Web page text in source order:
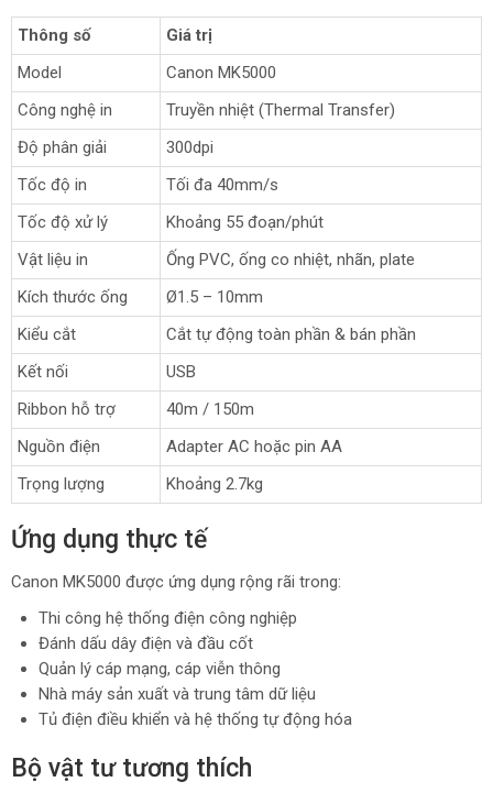
Thông số
Giá trị
Model
Canon MK5000
Công nghệ in
Truyền nhiệt (Thermal Transfer)
Độ phân giải
300dpi
Tốc độ in
Tối đa 40mm/s
Tốc độ xử lý
Khoảng 55 đoạn/phút
Vật liệu in
Ống PVC, ống co nhiệt, nhãn, plate
Kích thước ống
Ø1.5 – 10mm
Kiểu cắt
Cắt tự động toàn phần & bán phần
Kết nối
USB
Ribbon hỗ trợ
40m / 150m
Nguồn điện
Adapter AC hoặc pin AA
Trọng lượng
Khoảng 2.7kg
Ứng dụng thực tế
Canon MK5000 được ứng dụng rộng rãi trong:
Thi công hệ thống điện công nghiệp
Đánh dấu dây điện và đầu cốt
Quản lý cáp mạng, cáp viễn thông
Nhà máy sản xuất và trung tâm dữ liệu
Tủ điện điều khiển và hệ thống tự động hóa
Bộ vật tư tương thích